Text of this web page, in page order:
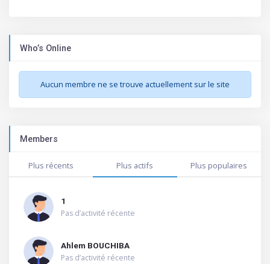
Who’s Online
Aucun membre ne se trouve actuellement sur le site
Members
Plus récents Plus actifs Plus populaires
1
Pas d’activité récente
Ahlem BOUCHIBA
Pas d’activité récente